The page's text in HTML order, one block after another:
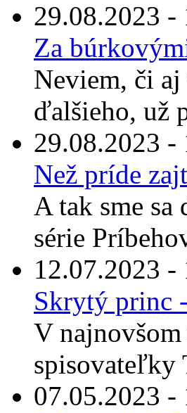
29.08.2023 -
Za
Neviem, či aj
ďalšieho, už
29.08.2023 -
Než príde
A tak sme
série
12.07.2023 -
Skrytý princ
V
spisovateľky
07.05.2023 -